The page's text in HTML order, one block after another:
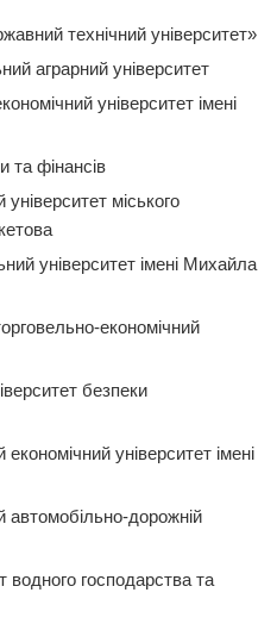
технічний університет»
аграрний університет
університет імені
та фінансів
міського
університет імені Михайла
економічний
безпеки
університет імені
автомобільно-дорожній
водного господарства та